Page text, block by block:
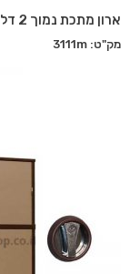
ארון מתכת נמוך 2 דלתות 135X86X43+מוט ביטחון
מק"ט: 3111m